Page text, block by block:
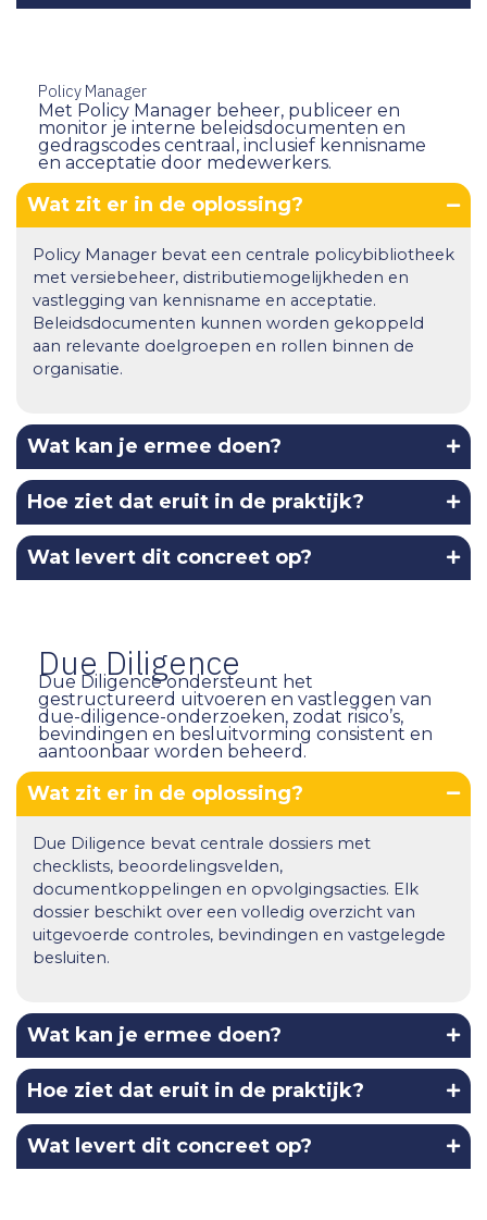
Policy Manager
Met Policy Manager beheer, publiceer en
monitor je interne beleidsdocumenten en
gedragscodes centraal, inclusief kennisname
en acceptatie door medewerkers.
Wat zit er in de oplossing?
Policy Manager bevat een centrale policybibliotheek
met versiebeheer, distributiemogelijkheden en
vastlegging van kennisname en acceptatie.
Beleidsdocumenten kunnen worden gekoppeld
aan relevante doelgroepen en rollen binnen de
organisatie.
Wat kan je ermee doen?
Hoe ziet dat eruit in de praktijk?
Wat levert dit concreet op?
Due Diligence
Due Diligence ondersteunt het
gestructureerd uitvoeren en vastleggen van
due-diligence-onderzoeken, zodat risico’s,
bevindingen en besluitvorming consistent en
aantoonbaar worden beheerd.
Wat zit er in de oplossing?
Due Diligence bevat centrale dossiers met
checklists, beoordelingsvelden,
documentkoppelingen en opvolgingsacties. Elk
dossier beschikt over een volledig overzicht van
uitgevoerde controles, bevindingen en vastgelegde
besluiten.
Wat kan je ermee doen?
Hoe ziet dat eruit in de praktijk?
Wat levert dit concreet op?